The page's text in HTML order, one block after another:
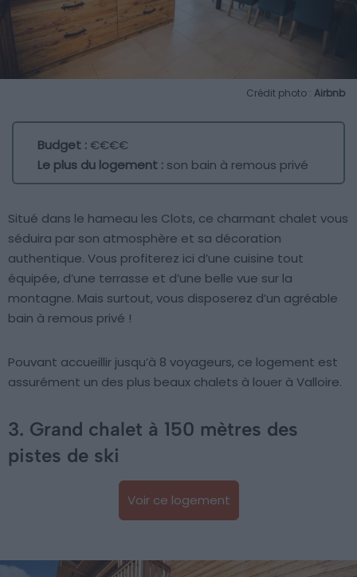
Crédit photo : Airbnb
Budget :€€€€
Le plus du logement : son bain à remous privé
Situé dans le hameau les Clots, ce charmant chalet vous
séduira par son atmosphère et sa décoration
authentique. Vous profiterez ici d’une cuisine tout
équipée, d’une terrasse et d’une belle vue sur la
montagne. Mais surtout, vous disposerez d’un agréable
bain à remous privé !
Pouvant accueillir jusqu’à 8 voyageurs, ce logement est
assurément un des plus beaux chalets à louer à Valloire.
3. Grand chalet à 150 mètres des
pistes de ski
Voir ce logement